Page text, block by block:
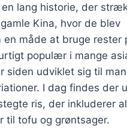
lang historie, der
Kina, hvor de blev
en måde at bruge rester
populær i mange
siden udviklet sig til
I dag findes der
ris, der inkluderer
til tofu og grøntsager.